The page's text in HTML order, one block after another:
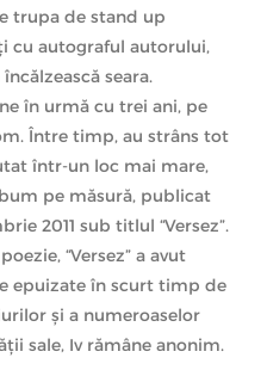
trupa de stand up
cu autograful autorului,
seara.
în urmă cu trei ani, pe
Între timp, au strâns tot
într-un loc mai mare,
pe măsură, publicat
2011 sub titlul “Versez”.
“Versez” a avut
epuizate în scurt timp de
şi a numeroaselor
sale, Iv rămâne anonim.